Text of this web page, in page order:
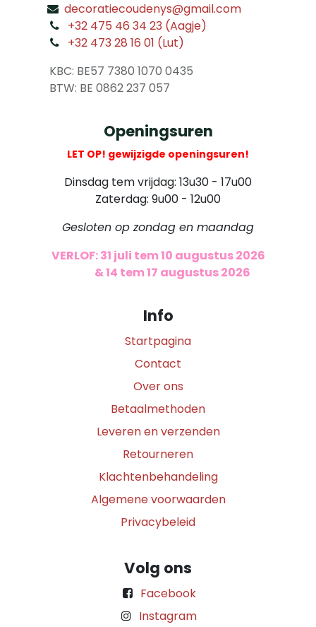
decoratiecoudenys@gmail.com
+32 475 46 34 23 (Aagje)
+32 473 28 16 01 (Lut)
KBC: BE57 7380 1070 0435
​ BTW: BE 0862 237 057
Openingsuren
LET OP! gewijzigde openingsuren!
Dinsdag tem vrijdag: 13u30 - 17u00
Zaterdag: 9u00 - 12u00
Gesloten op zondag en maandag
VERLOF: 31 juli tem 10 augustus 2026
& 14 tem 17 augustus 2026
Info
Startpagina
Contact
Over ons
Betaalmethoden
Leveren en verzenden
Retourneren
Klachtenbehandeling
Algemene voorwaarden
Privacybeleid
Volg ons
Facebook
Instagram